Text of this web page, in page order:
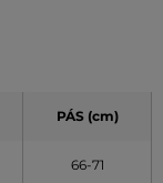
PÁS (cm)
66-71